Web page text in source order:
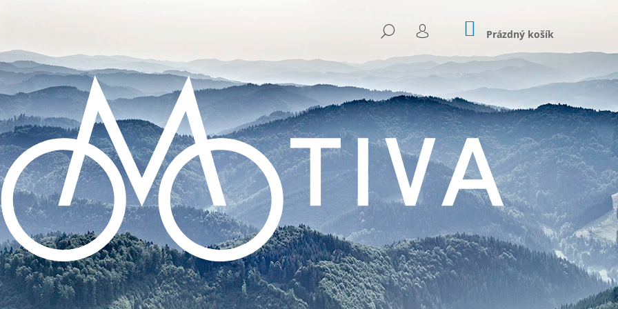
HLEDAT
PŘIHLÁŠENÍ
NÁKUPNÍ
KOŠÍK
Prázdný košík
CO POTŘEBUJETE NAJÍT?
HLEDAT
DOPORUČUJEME
CONTINENTAL TOUR 28 -
42MM